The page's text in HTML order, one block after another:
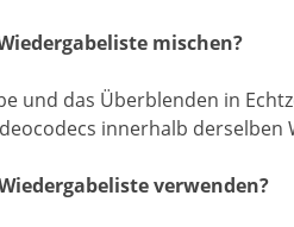
mischen?
und das Überblenden in
innerhalb derselben
verwenden?